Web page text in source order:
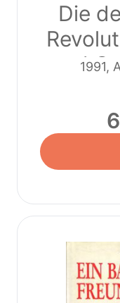
Die
und1991,